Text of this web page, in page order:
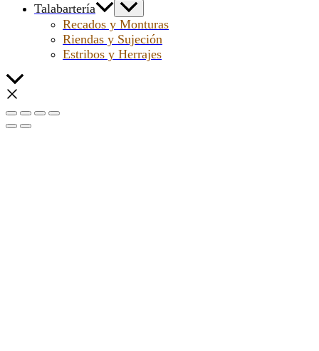
Talabartería
Recados y Monturas
Riendas y Sujeción
Estribos y Herrajes